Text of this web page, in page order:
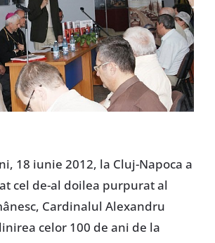
18 iunie 2012, la Cluj-Napoca a
cel de-al doilea purpurat al
Cardinalul Alexandru
celor 100 de ani de la